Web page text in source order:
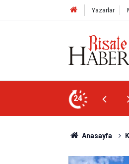
Yazarlar
24
mahvolmasını düşünmesi, insanın
Anasayfa